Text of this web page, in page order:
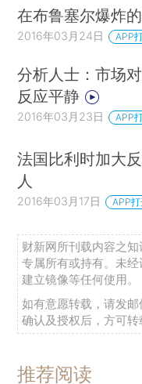
在布鲁塞尔爆炸
2016年03月24日 APP
分析人士：市场
反应平静
2016年03月23日 APP
法国比利时加大
人
2016年03月17日 APP
财新网所刊载内容之
专属所有或持有。未
建立镜像等任何使用。
如有意愿转载，请发邮
确认及授权后，方可转
推荐阅读